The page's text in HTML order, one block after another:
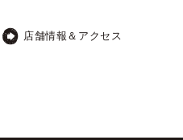
店舗情報＆アクセス